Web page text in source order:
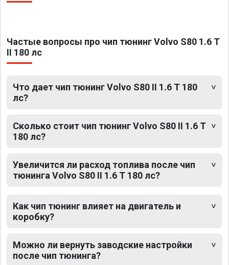
Частые вопросы про чип тюнинг Volvo S80 1.6 T
II 180 лс
Что дает чип тюнинг Volvo S80 II 1.6 T 180
лс?
Сколько стоит чип тюнинг Volvo S80 II 1.6 T
180 лс?
Увеличится ли расход топлива после чип
тюнинга Volvo S80 II 1.6 T 180 лс?
Как чип тюнинг влияет на двигатель и
коробку?
Можно ли вернуть заводские настройки
после чип тюнинга?